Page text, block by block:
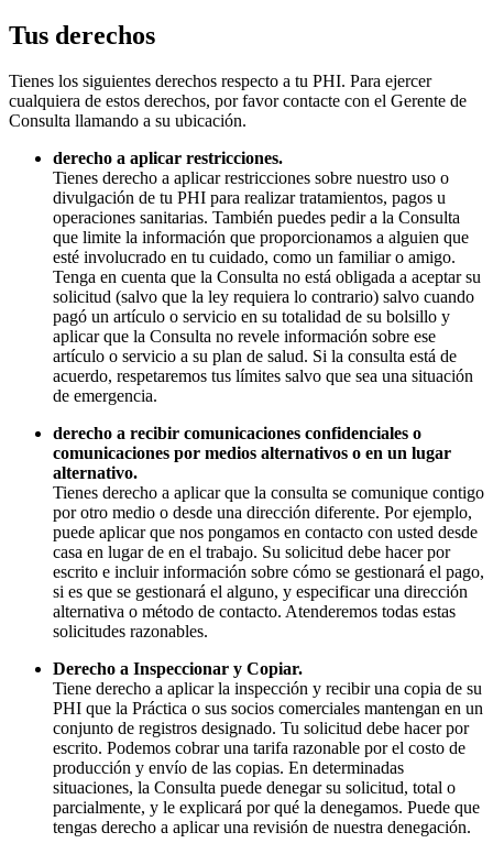
Tus derechos
Tienes los siguientes derechos respecto a tu PHI. Para ejercer
cualquiera de estos derechos, por favor contacte con el Gerente de
Consulta llamando a su ubicación.
derecho a aplicar restricciones.
Tienes derecho a aplicar restricciones sobre nuestro uso o
divulgación de tu PHI para realizar tratamientos, pagos u
operaciones sanitarias. También puedes pedir a la Consulta
que limite la información que proporcionamos a alguien que
esté involucrado en tu cuidado, como un familiar o amigo.
Tenga en cuenta que la Consulta no está obligada a aceptar su
solicitud (salvo que la ley requiera lo contrario) salvo cuando
pagó un artículo o servicio en su totalidad de su bolsillo y
aplicar que la Consulta no revele información sobre ese
artículo o servicio a su plan de salud. Si la consulta está de
acuerdo, respetaremos tus límites salvo que sea una situación
de emergencia.
derecho a recibir comunicaciones confidenciales o
comunicaciones por medios alternativos o en un lugar
alternativo.
Tienes derecho a aplicar que la consulta se comunique contigo
por otro medio o desde una dirección diferente. Por ejemplo,
puede aplicar que nos pongamos en contacto con usted desde
casa en lugar de en el trabajo. Su solicitud debe hacer por
escrito e incluir información sobre cómo se gestionará el pago,
si es que se gestionará el alguno, y especificar una dirección
alternativa o método de contacto. Atenderemos todas estas
solicitudes razonables.
Derecho a Inspeccionar y Copiar.
Tiene derecho a aplicar la inspección y recibir una copia de su
PHI que la Práctica o sus socios comerciales mantengan en un
conjunto de registros designado. Tu solicitud debe hacer por
escrito. Podemos cobrar una tarifa razonable por el costo de
producción y envío de las copias. En determinadas
situaciones, la Consulta puede denegar su solicitud, total o
parcialmente, y le explicará por qué la denegamos. Puede que
tengas derecho a aplicar una revisión de nuestra denegación.